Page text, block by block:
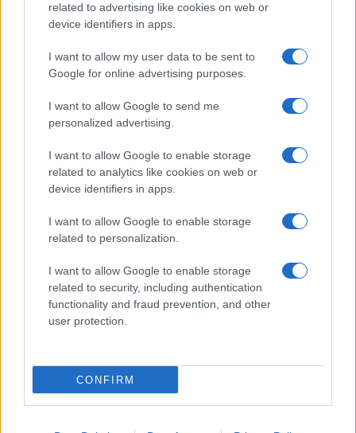
related to advertising like cookies on web or
device identifiers in apps.
I want to allow my user data to be sent to
Google for online advertising purposes.
I want to allow Google to send me
personalized advertising.
I want to allow Google to enable storage
related to analytics like cookies on web or
device identifiers in apps.
I want to allow Google to enable storage
related to personalization.
I want to allow Google to enable storage
related to security, including authentication
functionality and fraud prevention, and other
user protection.
CONFIRM
ΣΑΝ ΣΗΜΕΡΑ – 9 Αυγούστου 1500: Η
άλωση της Μεθώνης από τους
Οθωμανούς
Βουλγαρία: Ουκρανικό drone εξερράγη
δίπλα στον αγωγό Trans-Balkan
Ιράν: Δεν συνομιλούμε με τις ΗΠΑ όσο
παραβιάζεται η μεταβατική συμφωνία